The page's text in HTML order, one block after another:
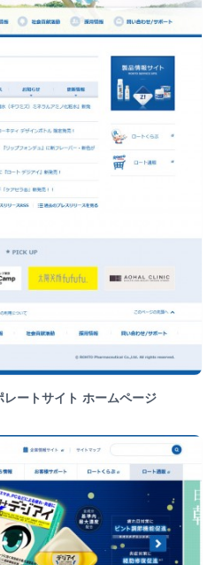
レートサイト ホームページ